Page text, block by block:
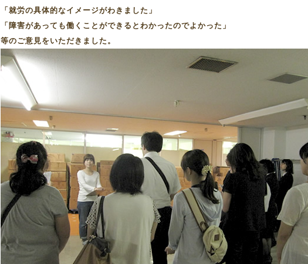
「就労の具体的なイメージがわきました」
「障害があっても働くことができるとわかったのでよかった」
等のご意見をいただきました。